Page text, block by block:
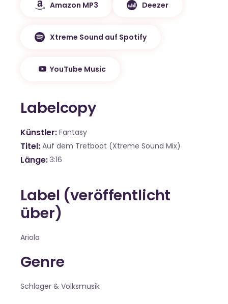
Amazon MP3 Deezer
Xtreme Sound auf Spotify
YouTube Music
Labelcopy
Künstler Fantasy
Titel Auf dem Tretboot (Xtreme Sound Mix)
Länge 3:16
Label (veröffentlicht
über)
Ariola
Genre
Schlager & Volksmusik